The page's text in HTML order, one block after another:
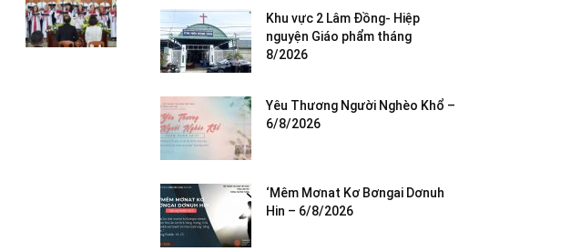
Khu vực 2 Lâm Đồng- Hiệp
nguyện Giáo phẩm tháng
8/2026
Yêu Thương Người Nghèo Khổ –
6/8/2026
‘Mêm Mơnat Kơ Bơngai Dơnuh
Hin – 6/8/2026